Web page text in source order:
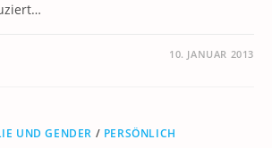
10. JANUAR 2013
UND GENDER / PERSÖNLICH